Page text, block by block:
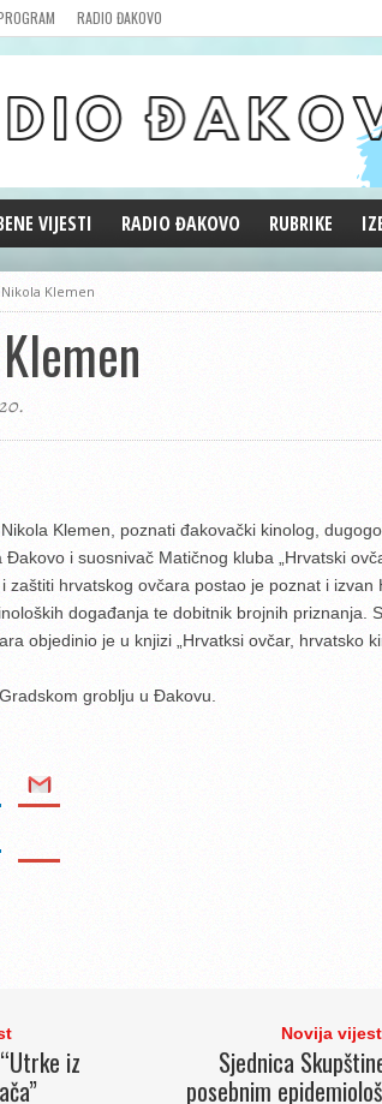
RADIO ĐAKOVO
VIJESTI RADIO ĐAKOVO
MARKETING
RUBRIKE
REPRIZE EMISIJA
DOBRE VIBRACIJE
Klemen
Klemen, poznati đakovački kinolog,
i suosnivač Matičnog kluba „Hrvatski
zaštiti hrvatskog ovčara postao je poznat i izvan
događanja te dobitnik brojnih priznanja.
objedinio je u knjizi „Hrvatksi ovčar, hrvatsko
groblju u Đakovu.
iz
Novija
Sjednica
posebnim